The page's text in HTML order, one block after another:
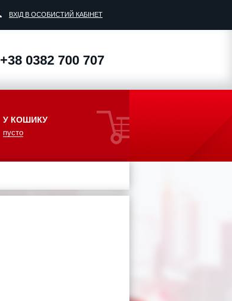
ВХІД В ОСОБИСТИЙ КАБІНЕТ
+38 0382 700 707
У КОШИКУ
пусто